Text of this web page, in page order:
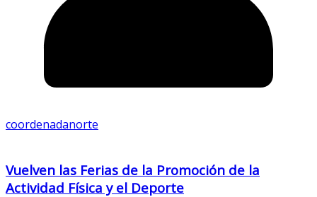
coordenadanorte
Vuelven las Ferias de la Promoción de la
Actividad Física y el Deporte